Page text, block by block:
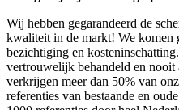
Wij hebben gegarandeerd de
kwaliteit in de markt! We komen
bezichtiging en
vertrouwelijk behandeld en nooit
verkrijgen meer dan 50% van
referenties van bestaande en